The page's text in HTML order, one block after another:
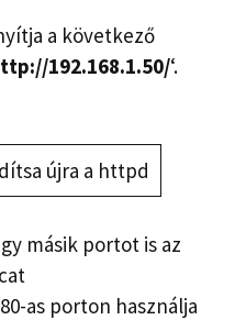
a következő
192.168.1.50/‘.
újra a httpd
másik portot is az
as porton használja